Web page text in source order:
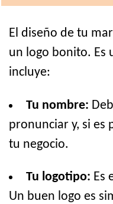
El diseño de tu
un logo bonito. Es
incluye:
Tu nombre:
pronunciar y, si es
tu negocio.
Tu logotipo: Es
Un buen logo es